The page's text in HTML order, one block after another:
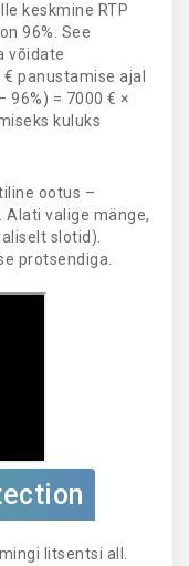
keskmine RTP
96%. See
võidate
panustamise ajal
96%) = 7000 € ×
kuluks
ootus –
valige mänge,
slotid).
protsendiga.
litsentsi all.